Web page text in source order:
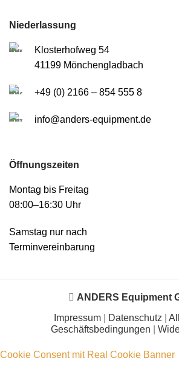
Niederlassung
Klosterhofweg 54
41199 Mönchengladbach
+49 (0) 2166 – 854 555 8
info@anders-equipment.de
Öffnungszeiten
Montag bis Freitag
08:00–16:30 Uhr
Samstag nur nach
Terminvereinbarung
ANDERS Equipment
Impressum| Datenschutz
Geschäftsbedingungen
Cookie Consent mit Real Cookie Banner